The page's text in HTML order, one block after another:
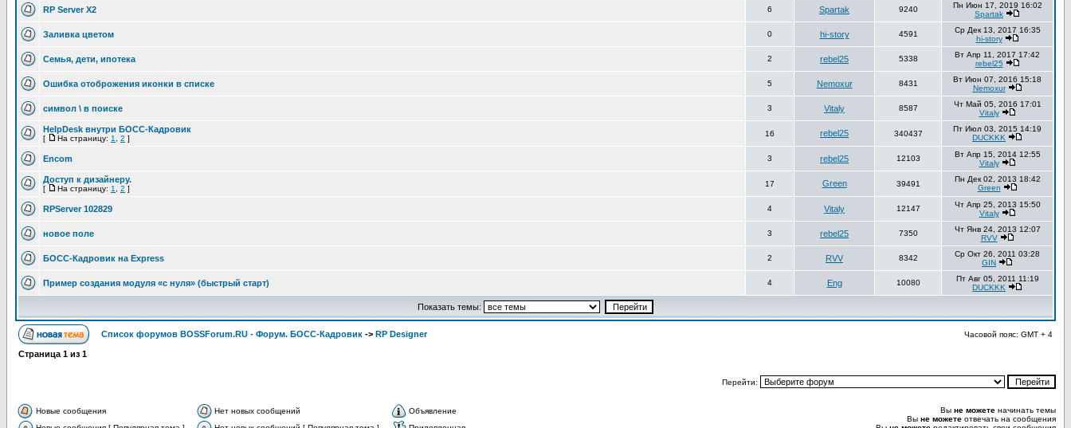
RP Server X2 6 Spartak 9240
Пн Июн 17, 2019 16:02
Spartak
Заливка цветом 0 hi-story 4591
Ср Дек 13, 2017 16:35
hi-story
Семья, дети, ипотека 2 rebel25 5338
Вт Апр 11, 2017 17:42
rebel25
Ошибка отоброжения иконки в списке 5 Nemoxur 8431
Вт Июн 07, 2016 15:18
Nemoxur
символ \ в поиске 3 Vitaly 8587
Чт Май 05, 2016 17:01
Vitaly
HelpDesk внутри БОСС-Кадровик
[ На страницу: 1 2 ]
16 rebel25 340437
Пт Июл 03, 2015 14:19
DUCKKK
Encom 3 rebel25 12103
Вт Апр 15, 2014 12:55
Vitaly
Доступ к дизайнеру.
[ На страницу: 1 2 ]
17 Green 39491
Пн Дек 02, 2013 18:42
Green
RPServer 102829 4 Vitaly 12147
Чт Апр 25, 2013 15:50
Vitaly
новое поле 3 rebel25 7350
Чт Янв 24, 2013 12:07
RVV
БОСС-Кадровик на Express 2 RVV 8342
Ср Окт 26, 2011 03:28
GIN
Пример создания модуля «с нуля» (быстрый старт) 4 Eng 10080
Пт Авг 05, 2011 11:19
DUCKKK
Показать темы:
Список форумов BOSSForum.RU - Форум. БОСС-Кадровик -> RP Designer Часовой пояс: GMT + 4
Страница 1 из 1
Перейти:
Новые сообщения Нет новых сообщений
Объявление
Вы не можете начинать темы
Вы не можете отвечать на сообщения